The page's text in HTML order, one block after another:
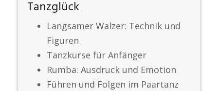
Tanzglück
Langsamer Walzer: Technik und
Figuren
Tanzkurse für Anfänger
Rumba: Ausdruck und Emotion
Führen und Folgen im Paartanz